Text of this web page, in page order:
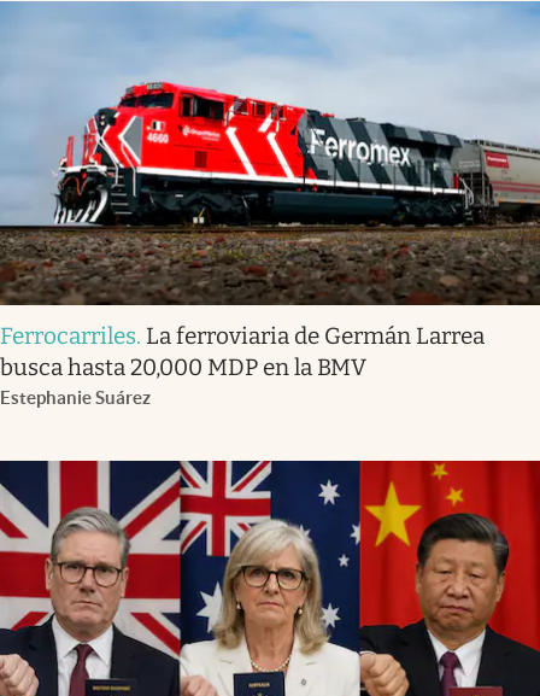
Ferrocarriles. La ferroviaria de Germán Larrea
busca hasta 20,000 MDP en la BMV
Estephanie Suárez